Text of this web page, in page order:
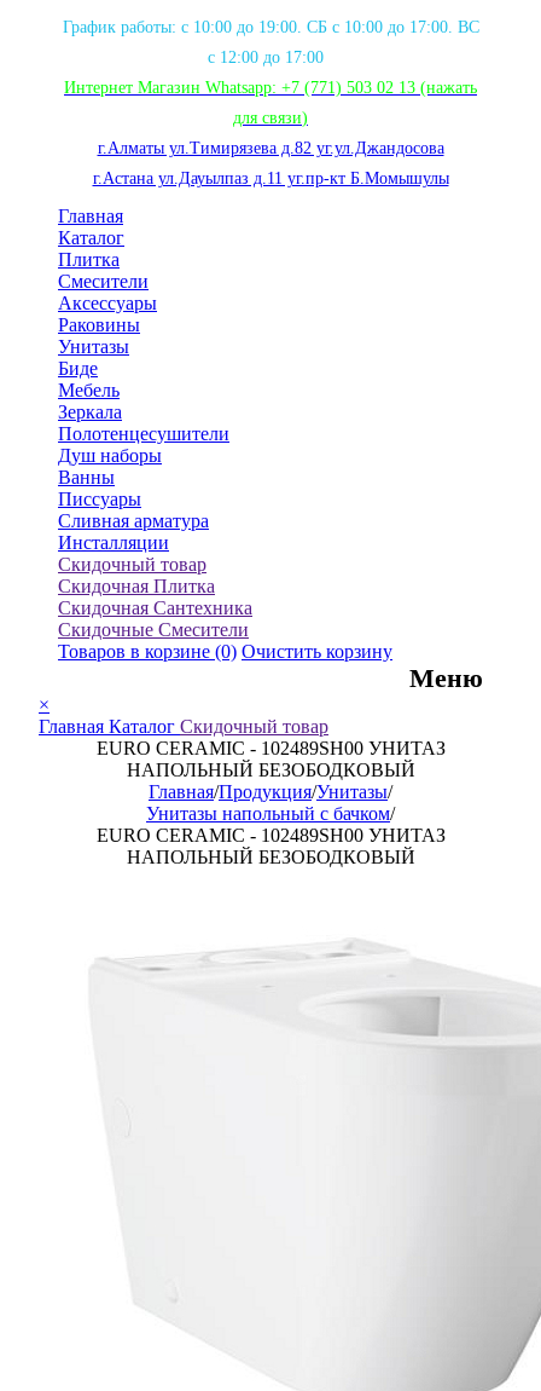
График работы: с 10:00 до 19:00. СБ с 10:00 до 17:00. ВС
с 12:00 до 17:00
Интернет Магазин Whatsapp: +7 (771) 503 02 13 (нажать
для связи)
г.Алматы ул.Тимирязева д.82 уг.ул.Джандосова
г.Астана ул.Дауылпаз д.11 уг.пр-кт Б.Момышулы
Главная
Каталог
Плитка
Смесители
Аксессуары
Раковины
Унитазы
Биде
Мебель
Зеркала
Полотенцесушители
Душ наборы
Ванны
Писсуары
Сливная арматура
Инсталляции
Скидочный товар
Скидочная Плитка
Скидочная Сантехника
Скидочные Смесители
Товаров в корзине (0) Очистить корзину
Меню
×
Главная Каталог Скидочный товар
EURO CERAMIC - 102489SH00 УНИТАЗ
НАПОЛЬНЫЙ БЕЗОБОДКОВЫЙ
Главная/Продукция/Унитазы/
Унитазы напольный с бачком/
EURO CERAMIC - 102489SH00 УНИТАЗ
НАПОЛЬНЫЙ БЕЗОБОДКОВЫЙ